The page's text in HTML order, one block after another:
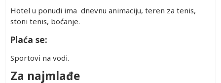
Hotel u ponudi ima dnevnu animaciju, teren za tenis,
stoni tenis, boćanje.
Plaća se:
Sportovi na vodi.
Za najmlađe